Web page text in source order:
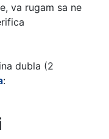
va rugam sa ne
dubla (2
: